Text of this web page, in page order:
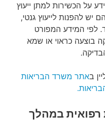
על הכשירות למתן ייעוץ
יש להפנות לייעוץ גנטי,
לפי המידע המפורט
בוצעה כראוי או שמא
באתר משרד הבריאות
רפואית במהלך